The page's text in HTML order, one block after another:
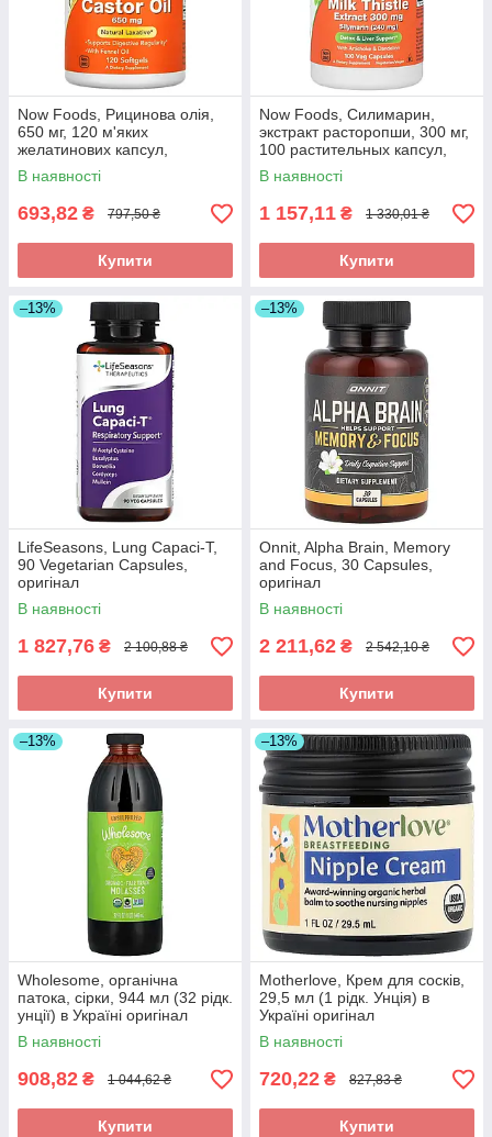
Now Foods, Рицинова олія,
650 мг, 120 м'яких
желатинових капсул,
оригінал
В наявності
693,82 ₴ 797,50 ₴
Купити
Now Foods, Силимарин,
экстракт расторопши, 300 мг,
100 растительных капсул,
оригінал
В наявності
1 157,11 ₴ 1 330,01 ₴
Купити
–13%
LifeSeasons, Lung Capaci-T,
90 Vegetarian Capsules,
оригінал
В наявності
1 827,76 ₴ 2 100,88 ₴
Купити
–13%
Onnit, Alpha Brain, Memory
and Focus, 30 Capsules,
оригінал
В наявності
2 211,62 ₴ 2 542,10 ₴
Купити
–13%
Wholesome, органічна
патока, сірки, 944 мл (32 рідк.
унції) в Україні оригінал
В наявності
908,82 ₴ 1 044,62 ₴
Купити
–13%
Motherlove, Крем для сосків,
29,5 мл (1 рідк. Унція) в
Україні оригінал
В наявності
720,22 ₴ 827,83 ₴
Купити